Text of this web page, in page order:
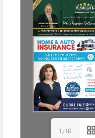
1/16